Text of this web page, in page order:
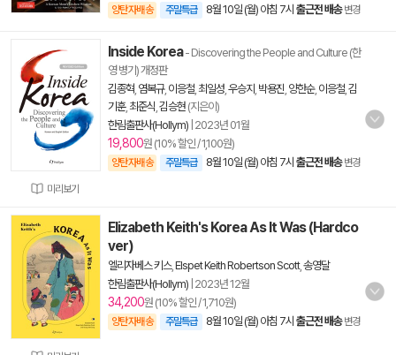
양탄자배송 주말특급 8월 10일 (월) 아침 7시 출근전 배송 변경
미리보기
Inside Korea- Discovering the People and Culture (한
영 병기) 개정판
김종혁 염복규, 이응철 최일성 우승지 박용진 양한순, 이응철 김
기훈, 최준식 김승현 (지은이)
한림출판사(Hollym) 2023년 01월
19,800원 (10% 할인 / 1,100원)
양탄자배송 주말특급 8월 10일 (월) 아침 7시 출근전 배송 변경
Elizabeth Keith's Korea As It Was (Hardco
ver)
엘리자베스 키스, Elspet Keith Robertson Scott, 송영달
한림출판사(Hollym) 2023년 12월
34,200원 (10% 할인 / 1,710원)
양탄자배송 주말특급 8월 10일 (월) 아침 7시 출근전 배송 변경